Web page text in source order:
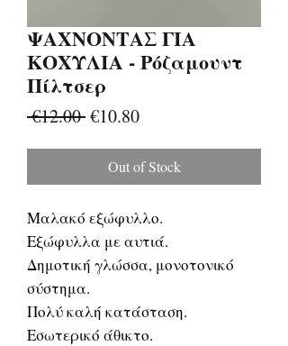
ΨΑΧΝΟΝΤΑΣ ΓΙΑ
ΚΟΧΥΛΙΑ - Ρόζαμουντ
Πίλτσερ
€12.00 Regular
€10.80Sale
Out of Stock
Μαλακό εξώφυλλο.
Εξώφυλλα με αυτιά.
Δημοτική γλώσσα, μονοτονικό
σύστημα.
Πολύ καλή κατάσταση.
Εσωτερικό άθικτο.